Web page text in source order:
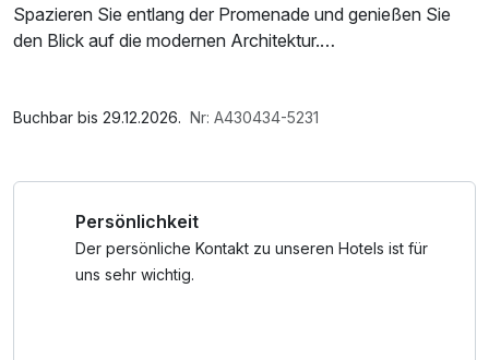
Spazieren Sie entlang der Promenade und genießen Sie
den Blick auf die modernen Architektur.
während die Stadt in goldenes Licht getaucht wird, oder
Ab sofort ist die MIA Restobar das neue kulinarische
Highlight des Hauses und bietet einen Ausblick, der dem
Motto my view, my moment alle Ehre macht.
Saunabenutzung, 1 x gefüllte Minibar, Nutzung des
Buchbar bis 29.12.2026. Nr: A430434-5231
Persönlichkeit
Der persönliche Kontakt zu unseren Hotels ist für
uns sehr wichtig.